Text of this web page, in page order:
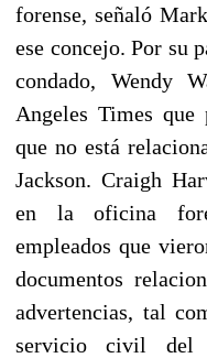
forense, señaló
ese concejo. Por su
condado, Wendy
Angeles Times
que no está
Jackson. Craigh
en la oficina
empleados que
documentos
advertencias, tal
servicio civil del